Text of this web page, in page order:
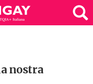
nostra